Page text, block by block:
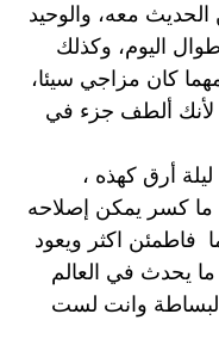
الحديث معه، والوحيد
اليوم، وكذلك
كان مزاجي سيئا،
ألطف جزء في
أرق كهذه ،
ما كسر يمكن إصلاحه
فاطمئن اكثر ويعود
يحدث في العالم
البساطة وانت لست